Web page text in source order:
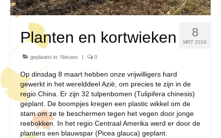
8
MRT 2016
Planten en kortwieken
geplaatst in: Nieuws | 0
Op dinsdag 8 maart hebben onze vrijwilligers hard
gewerkt in het werelddeel Azië, om precies te zijn in de
regio China. Er zijn 32 tulpenbomen (Tulipifera chinesis)
geplant. De boompjes kregen een plastic wikkel om de
stam om ze te beschermen tegen het vegen door jonge
reebokken. In het regio Centraal Amerika werd er door de
planters een blauwspar (Picea glauca) geplant.